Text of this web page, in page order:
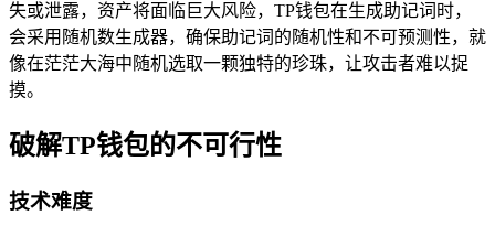
失或泄露，资产将面临巨大风险，TP钱包在生成助记词时，
会采用随机数生成器，确保助记词的随机性和不可预测性，就
像在茫茫大海中随机选取一颗独特的珍珠，让攻击者难以捉
摸。
破解TP钱包的不可行性
技术难度